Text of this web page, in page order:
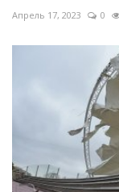
Апрель 17, 2023 0